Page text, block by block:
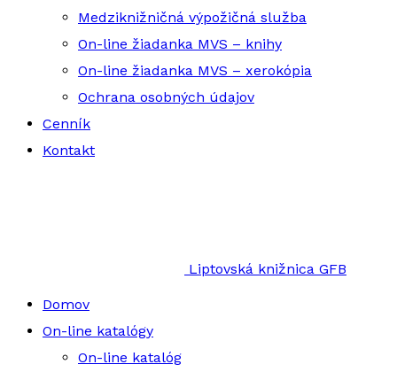
Medziknižničná výpožičná služba
On-line žiadanka MVS – knihy
On-line žiadanka MVS – xerokópia
Ochrana osobných údajov
Cenník
Kontakt
Liptovská knižnica GFB
Domov
On-line katalógy
On-line katalóg